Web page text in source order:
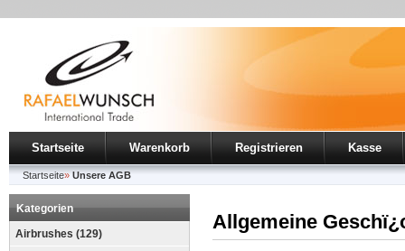
Startseite Warenkorb Registrieren Kasse
Startseite» Unsere AGB
Kategorien
Airbrushes (129)
Allgemeine